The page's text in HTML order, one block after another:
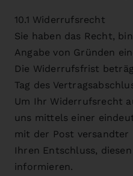
10.1 Widerrufsrecht
Sie haben das Recht,
Angabe von Gründen
Die Widerrufsfrist
Tag des
Um Ihr Widerrufsrecht
uns mittels einer
mit der Post versandter
Ihren Entschluss,
informieren.